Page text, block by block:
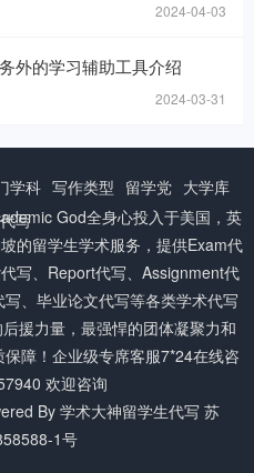
2024-04-03
外的学习辅助工具介绍
2024-03-31
学科 写作类型 留学党 大学库
写
God全身心投入于美国，英
的留学生学术服务，提供Exam代
写、Report代写、Assignment代
、毕业论文代写等各类学术代写
援力量，最强悍的团体凝聚力和
障！企业级专席客服7*24在线咨
欢迎咨询
By 学术大神留学生代写 苏
1号